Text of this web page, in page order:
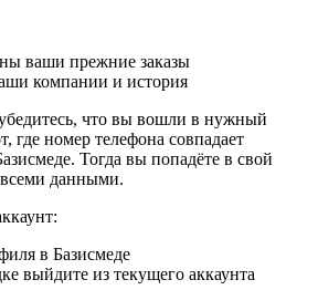
ваши прежние заказы
компании и история
что вы вошли в нужный
где номер телефона совпадает
Тогда вы попадёте в свой
данными.
в Базисмеде
выйдите из текущего аккаунта